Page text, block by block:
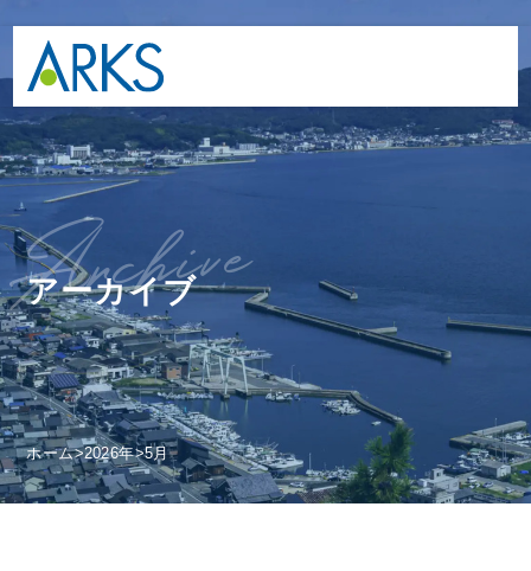
ar
c
hive
アーカイブ
ホーム>2026年>5月